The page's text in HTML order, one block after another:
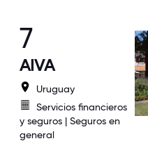
7
AIVA
Uruguay
Servicios financieros
y seguros | Seguros en
general